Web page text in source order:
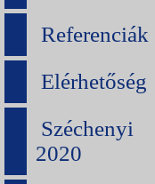
Referenciák
Elérhetőség
Széchenyi
2020